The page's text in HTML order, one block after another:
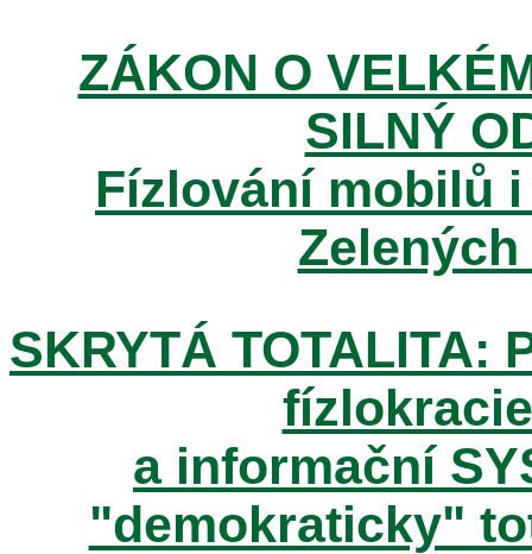
ZÁKON O
SILNÝ
Fízlování mobilů
Zelených
SKRYTÁ
a informační
"demokraticky"